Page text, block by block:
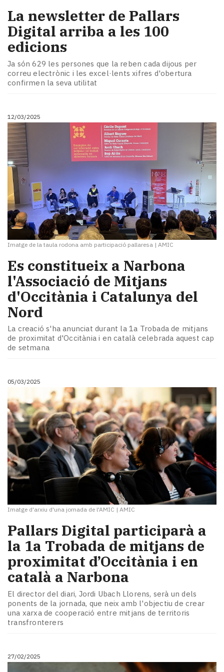
La newsletter de Pallars
Digital arriba a les 100
edicions
Ja són 629 les persones que la reben cada dijous per
correu electrònic i les excel·lents xifres d'obertura
confirmen la seva utilitat
12/03/2025
Imatge de la taula rodona amb participació pallaresa | AMIC
Es constitueix a Narbona
l'Associació de Mitjans
d'Occitània i Catalunya del
Nord
​La creació s'ha anunciat durant la 1a Trobada de mitjans
de proximitat d'Occitània i en català celebrada aquest cap
de setmana
05/03/2025
Imatge d'arxiu d'una jornada de l'AMIC | AMIC
Pallars Digital participarà a
la 1a Trobada de mitjans de
proximitat d’Occitània i en
català a Narbona
El director del diari, Jordi Ubach Llorens, serà un dels
ponents de la jornada, que neix amb l'objectiu de crear
una xarxa de cooperació entre mitjans de territoris
transfronterers
27/02/2025